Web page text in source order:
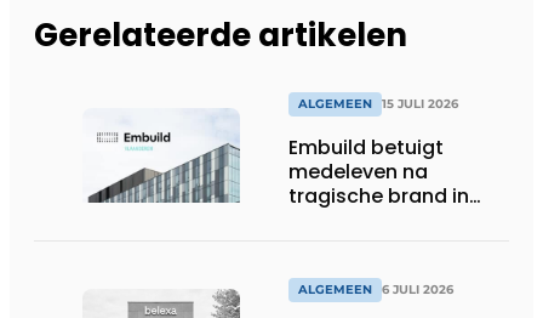
Gerelateerde artikelen
ALGEMEEN 15 JULI 2026
Embuild betuigt
medeleven na
tragische brand in
ALGEMEEN 6 JULI 2026